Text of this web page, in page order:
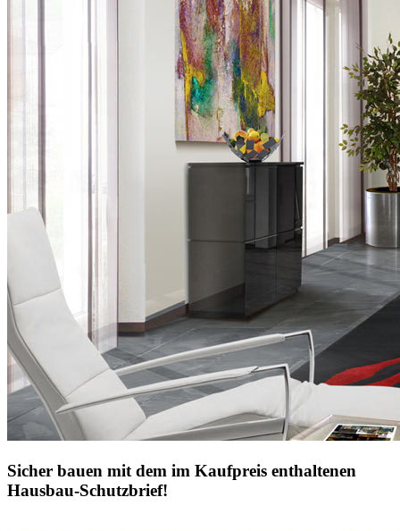
Sicher bauen mit dem im Kaufpreis enthaltenen
Hausbau-Schutzbrief!